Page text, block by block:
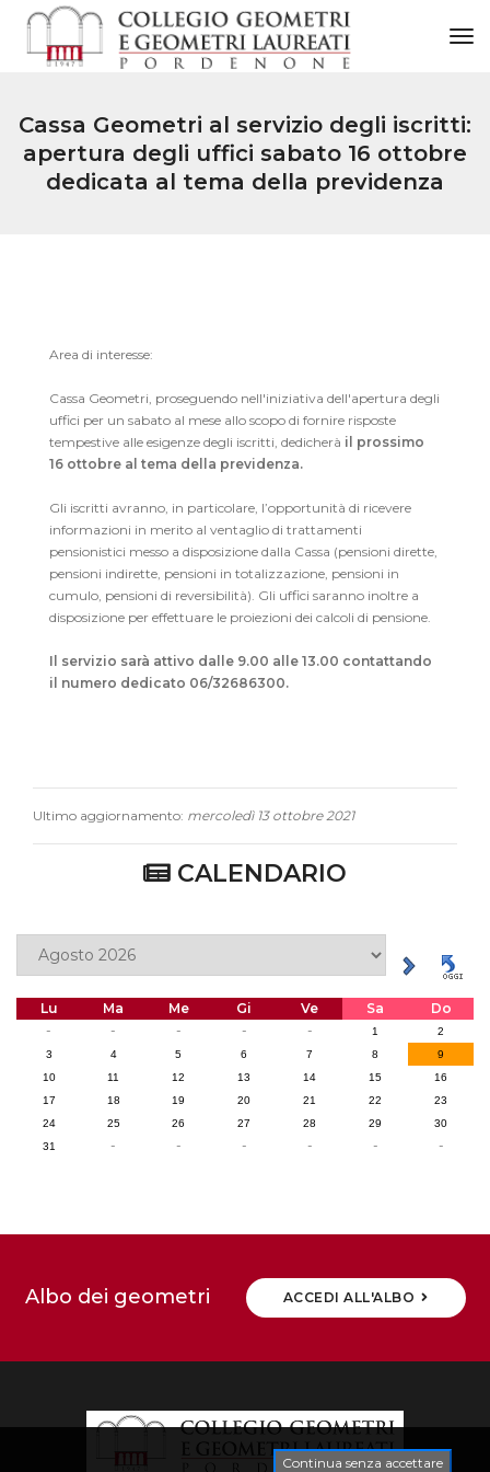
Cassa Geometri al servizio degli iscritti:
apertura degli uffici sabato 16 ottobre
dedicata al tema della previdenza
Area di interesse:
Cassa Geometri, proseguendo nell'iniziativa dell'apertura degli
uffici per un sabato al mese allo scopo di fornire risposte
tempestive alle esigenze degli iscritti, dedicherà il prossimo
16 ottobre al tema della previdenza.
Gli iscritti avranno, in particolare, l’opportunità di ricevere
informazioni in merito al ventaglio di trattamenti
pensionistici messo a disposizione dalla Cassa (pensioni dirette,
pensioni indirette, pensioni in totalizzazione, pensioni in
cumulo, pensioni di reversibilità). Gli uffici saranno inoltre a
disposizione per effettuare le proiezioni dei calcoli di pensione.
Il servizio sarà attivo dalle 9.00 alle 13.00 contattando
il numero dedicato 06/32686300.
Ultimo aggiornamento: mercoledì 13 ottobre 2021
CALENDARIO
Lu Ma Me Gi Ve Sa
Do
-
- - - - 1
2
3
4 5 6 7 8
9
10
11 12 13 14 15
16
17
18 19 20 21 22
23
24
25 26 27 28 29
30
31
- - - - - -
Albo dei geometri ACCEDI ALL'ALBO
Continua senza accettare